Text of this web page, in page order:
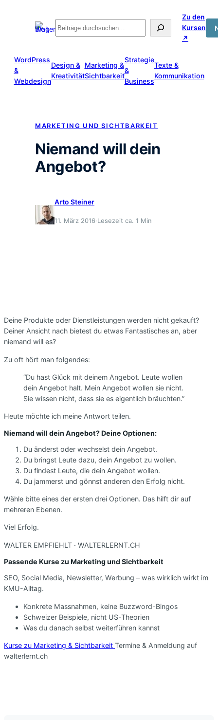
Suche
Zu den
Kursen
↗
WordPress
&
Webdesign
Design &
Kreativität
Marketing &
Sichtbarkeit
Strategie
&
Business
Texte &
Kommunikation
MARKETING UND SICHTBARKEIT
Niemand will dein
Angebot?
Arto Steiner
11. März 2016·Lesezeit ca. 1 Min
Deine Produkte oder Dienstleistungen werden nicht gekauft?
Deiner Ansicht nach bietest du etwas Fantastisches an, aber
niemand will es?
Zu oft hört man folgendes:
“Du hast Glück mit deinem Angebot. Leute wollen
dein Angebot halt. Mein Angebot wollen sie nicht.
Sie wissen nicht, dass sie es eigentlich bräuchten.”
Heute möchte ich meine Antwort teilen.
Niemand will dein Angebot? Deine Optionen:
Du änderst oder wechselst dein Angebot.
Du bringst Leute dazu, dein Angebot zu wollen.
Du findest Leute, die dein Angebot wollen.
Du jammerst und gönnst anderen den Erfolg nicht.
Wähle bitte eines der ersten drei Optionen. Das hilft dir auf
mehreren Ebenen.
Viel Erfolg.
WALTER EMPFIEHLT · WALTERLERNT.CH
Passende Kurse zu Marketing und Sichtbarkeit
SEO, Social Media, Newsletter, Werbung – was wirklich wirkt im
KMU-Alltag.
Konkrete Massnahmen, keine Buzzword-Bingos
Schweizer Beispiele, nicht US-Theorien
Was du danach selbst weiterführen kannst
Kurse zu Marketing & Sichtbarkeit Termine & Anmeldung auf
walterlernt.ch